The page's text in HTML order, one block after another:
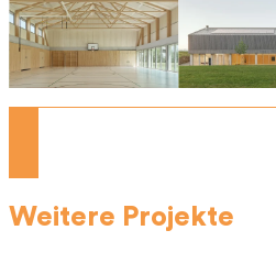
Weitere Projekte